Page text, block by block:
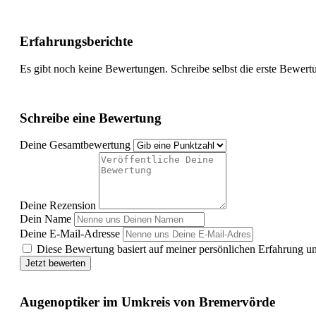
Erfahrungsberichte
Es gibt noch keine Bewertungen. Schreibe selbst die erste
Schreibe eine Bewertung
Deine Gesamtbewertung
Deine Rezension
Dein Name
Deine E-Mail-Adresse
Diese Bewertung basiert auf meiner persönlichen Erfahrung
Jetzt bewerten
Augenoptiker im Umkreis von Bremervörde